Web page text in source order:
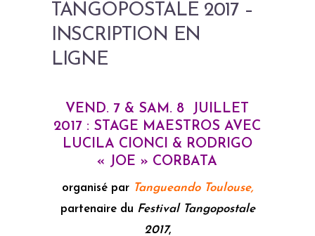
TANGOPOSTALE 2017 –
INSCRIPTION EN
LIGNE
VEND. 7 & SAM. 8 JUILLET
2017 : STAGE MAESTROS AVEC
LUCILA CIONCI & RODRIGO
« JOE » CORBATA
organisé par Tangueando Toulouse,
partenaire du Festival Tangopostale
2017,